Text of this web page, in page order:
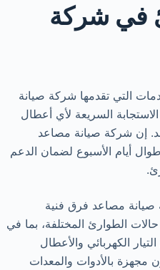
في شركة
التي تقدمها شركة صيانة
السريعة لأي أعطال
إن شركة صيانة مصاعد
أيام الأسبوع لضمان الدعم
مصاعد فرق فنية
الطوارئ المختلفة، بما في
الكهربائي والأعطال
مجهزة بالأدوات والمعدات